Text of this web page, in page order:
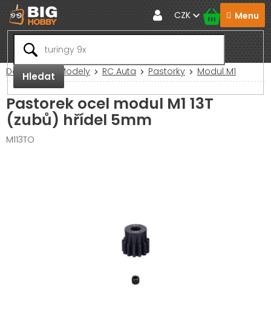
Přejít
na
obsah
Hledat
CZK
Domů RC Modely RC Auta Pastorky Modul M1
Pastorek ocel modul M1 13T
(zubů) hřídel 5mm
M113TO